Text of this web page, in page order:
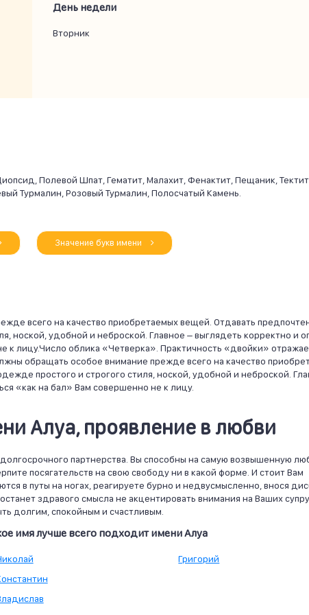
День недели
Вторник
Полевой Шпат, Гематит, Малахит, Фенактит, Пещаник, Тектит,
Турмалин, Розовый Турмалин, Полосчатый Камень.
Значение букв имени
всего на качество приобретаемых вещей. Отдавать
ноской, удобной и неброской. Главное – выглядеть корректно и
к лицу.Число облика «Четверка». Практичность «двойки»
обращать особое внимание прежде всего на качество
простого и строгого стиля, ноской, удобной и неброской.
«как на бал» Вам совершенно не к лицу.
Алуа, проявление в любви
партнерства. Вы способны на самую возвышенную
посягательств на свою свободу ни в какой форме. И стоит Вам
в путы на ногах, реагируете бурно и недвусмысленно, внося
здравого смысла не акцентировать внимания на Ваших
долгим, спокойным и счастливым.
имя лучше всего подходит имени Алуа
Григорий